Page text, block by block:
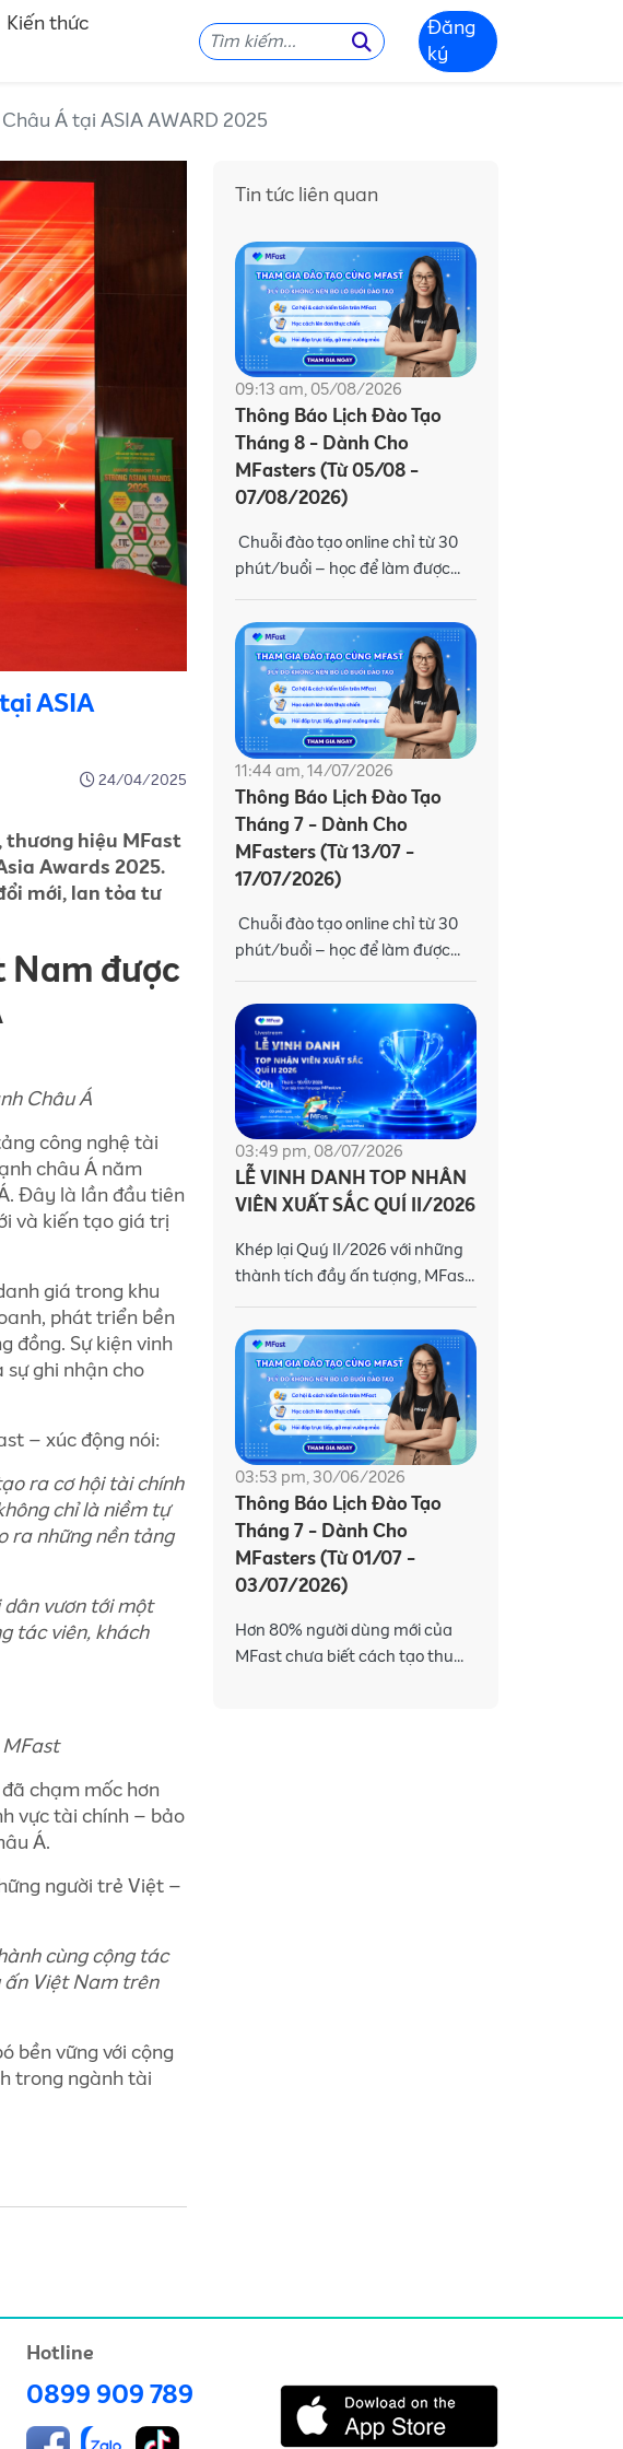
Kiến thức
Đăng
ký
Á tại ASIA AWARD 2025
ASIA
24/04/2025
thương hiệu MFast
Awards 2025.
mới, lan tỏa tư
Nam được
Châu Á
công nghệ tài
châu Á năm
Đây là lần đầu tiên
và kiến tạo giá trị
giá trong khu
phát triển bền
đồng. Sự kiện vinh
sự ghi nhận cho
– xúc động nói:
ra cơ hội tài chính
chỉ là niềm tự
ra những nền tảng
dân vươn tới một
tác viên, khách
MFast
chạm mốc hơn
vực tài chính – bảo
Á.
người trẻ Việt –
cùng cộng tác
ấn Việt Nam trên
bền vững với cộng
trong ngành tài
Tin tức liên quan
09:13 am, 05/08/2026
Thông Báo Lịch Đào Tạo
Tháng 8 - Dành Cho
MFasters (Từ 05/08 -
07/08/2026)
Chuỗi đào tạo online chỉ từ 30
phút/buổi – học để làm được
việc, biết cách lên đơn và gia
tăng thu nhập. Trang bị kiến
thức và kỹ năng
11:44 am, 14/07/2026
Thông Báo Lịch Đào Tạo
Tháng 7 - Dành Cho
MFasters (Từ 13/07 -
17/07/2026)
Chuỗi đào tạo online chỉ từ 30
phút/buổi – học để làm được
tăng thu nhập. Trang bị kiến
thức và kỹ năng
03:49 pm, 08/07/2026
LỄ VINH DANH TOP NHÂN
VIÊN XUẤT SẮC QUÍ II/2026
Khép lại Quý II/2026 với những
thành tích đầy ấn tượng, MFast
sự nỗ lực, cống hiến không
ngừng của các MFasters trên
hành tr�
03:53 pm, 30/06/2026
Thông Báo Lịch Đào Tạo
Tháng 7 - Dành Cho
MFasters (Từ 01/07 -
03/07/2026)
Hơn 80% người dùng mới của
MFast chưa biết cách tạo thu
Hotline
0899 909 789